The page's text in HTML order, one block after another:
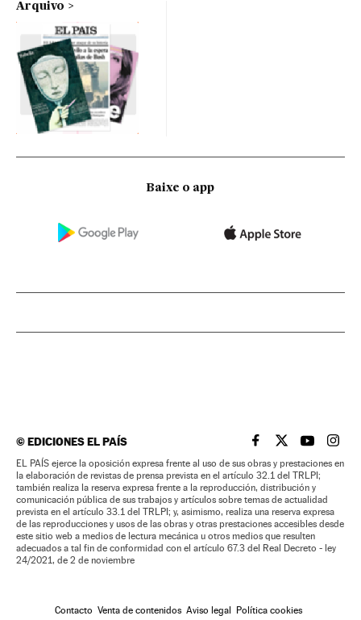
Arquivo
Baixe o app
©EDICIONES EL PAÍS EL PAÍS BRASIL EN
EL PAÍSEL PAÍS
EL
EL PAÍS ejerce la oposición expresa frente al uso de sus obras y prestaciones en
la elaboración de revistas de prensa prevista en el artículo 32.1 del TRLPI;
también realiza la reserva expresa frente a la reproducción, distribución y
comunicación pública de sus trabajos y artículos sobre temas de actualidad
prevista en el artículo 33.1 del TRLPI; y, asimismo, realiza una reserva expresa
de las reproducciones y usos de las obras y otras prestaciones accesibles desde
este sitio web a medios de lectura mecánica u otros medios que resulten
adecuados a tal fin de conformidad con el artículo 67.3 del Real Decreto - ley
24/2021, de 2 de noviembre
Contacto Venta de contenidos Aviso legal Política cookies